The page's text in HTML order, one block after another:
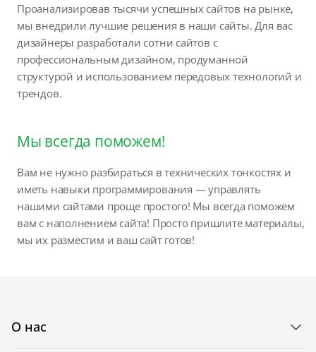
Проанализировав тысячи успешных сайтов на рынке,
мы внедрили лучшие решения в наши сайты. Для вас
дизайнеры разработали сотни сайтов с
профессиональным дизайном, продуманной
структурой и использованием передовых технологий и
трендов.
Мы всегда поможем!
Вам не нужно разбираться в технических тонкостях и
иметь навыки программирования — управлять
нашими сайтами проще простого! Мы всегда поможем
вам с наполнением сайта! Просто пришлите материалы,
мы их разместим и ваш сайт готов!
О нас